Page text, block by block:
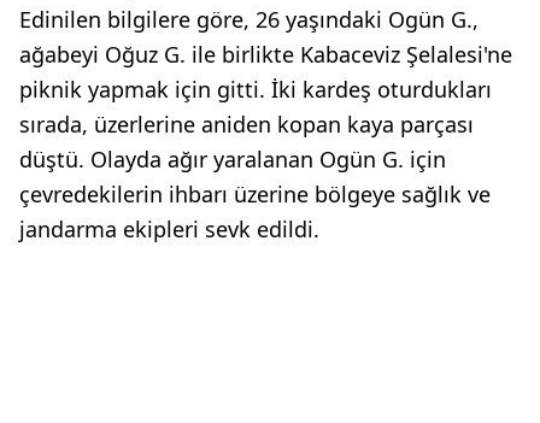
Edinilen bilgilere göre, 26 yaşındaki Ogün G.,
ağabeyi Oğuz G. ile birlikte Kabaceviz Şelalesi'ne
piknik yapmak için gitti. İki kardeş oturdukları
sırada, üzerlerine aniden kopan kaya parçası
düştü. Olayda ağır yaralanan Ogün G. için
çevredekilerin ihbarı üzerine bölgeye sağlık ve
jandarma ekipleri sevk edildi.